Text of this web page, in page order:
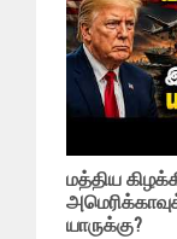
மத்திய
யாருக்கு?